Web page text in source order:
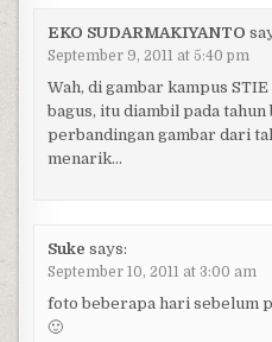
EKO SUDARMAKIYANTO
September 9, 2011 at 5:40 pm
Wah, di gambar kampus
bagus, itu diambil pada
perbandingan gambar dari
menarik…
Suke says:
September 10, 2011 at 3:00 am
foto beberapa hari sebelum
🙂